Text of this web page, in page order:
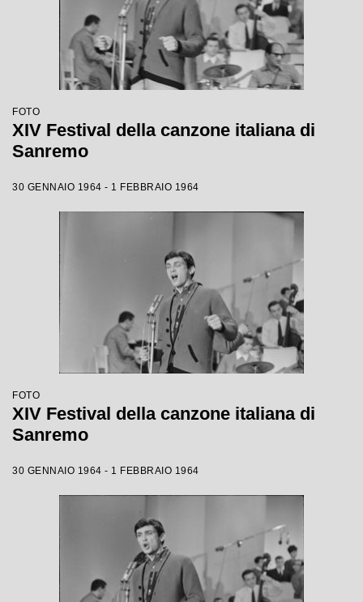
FOTO
XIV Festival della canzone italiana di
Sanremo
30 GENNAIO 1964 - 1 FEBBRAIO 1964
FOTO
XIV Festival della canzone italiana di
Sanremo
30 GENNAIO 1964 - 1 FEBBRAIO 1964